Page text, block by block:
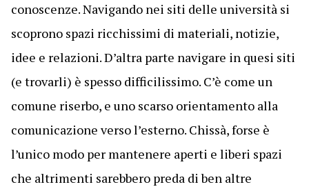
conoscenze. Navigando nei siti delle università si
scoprono spazi ricchissimi di materiali, notizie,
idee e relazioni. D’altra parte navigare in quesi siti
(e trovarli) è spesso difficilissimo. C’è come un
comune riserbo, e uno scarso orientamento alla
comunicazione verso l’esterno. Chissà, forse è
l’unico modo per mantenere aperti e liberi spazi
che altrimenti sarebbero preda di ben altre